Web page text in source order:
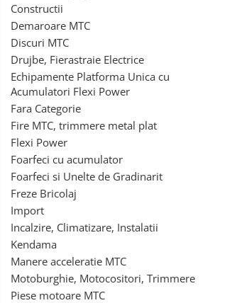
Mori pentru furaje
Mori pentru furaje si resturi
vegetale
Motoare granulatoare
Piese si accesorii mori
Tocatoare furaje si crengi
Tocatoare furaje
Consumabile si acesorii tocatoare
Tocatoare crengi
Motocoase, Trimmere si Masini de
tuns gazon
Motocositori cu motoare 2T
Trimmere electrice
Masini de tuns gazon pe benzina
Tractoraș de tuns gazonul
Zootehnie
Constructii
Demaroare MTC
Discuri MTC
Drujbe, Fierastraie Electrice
Echipamente Platforma Unica cu
Acumulatori Flexi Power
Fara Categorie
Fire MTC, trimmere metal plat
Flexi Power
Foarfeci cu acumulator
Foarfeci si Unelte de Gradinarit
Freze Bricolaj
Import
Incalzire, Climatizare, Instalatii
Kendama
Manere acceleratie MTC
Motoburghie, Motocositori, Trimmere
Piese motoare MTC